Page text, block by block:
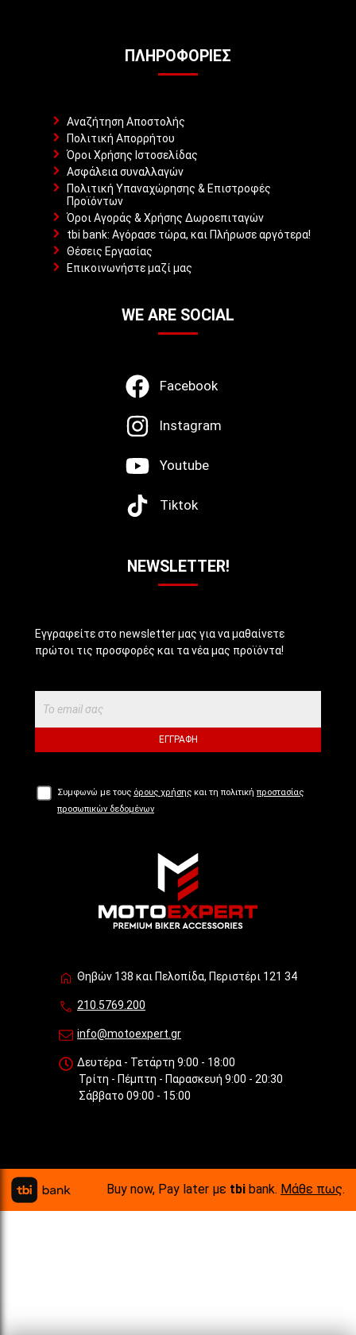
ΠΛΗΡΟΦΟΡΊΕΣ
Αναζήτηση Αποστολής
Πολιτική Απορρήτου
Όροι Χρήσης Ιστοσελίδας
Ασφάλεια συναλλαγών
Πολιτική Υπαναχώρησης & Επιστροφές
Προϊόντων
Όροι Αγοράς & Χρήσης Δωροεπιταγών
tbi bank: Αγόρασε τώρα, και Πλήρωσε αργότερα!
Θέσεις Εργασίας
Επικοινωνήστε μαζί μας
WE ARE SOCIAL
Facebook
Instagram
Youtube
Tiktok
NEWSLETTER!
Εγγραφείτε στο newsletter μας για να μαθαίνετε
πρώτοι τις προσφορές και τα νέα μας προϊόντα!
ΕΓΓΡΑΦΉ
Συμφωνώ με τους όρους χρήσης και τη πολιτική προστασίας
προσωπικών δεδομένων
Θηβών 138 και Πελοπίδα, Περιστέρι 121 34
210.5769.200
info@motoexpert.gr
Δευτέρα - Τετάρτη 9:00 - 18:00
Τρίτη - Πέμπτη - Παρασκευή 9:00 - 20:30
Σάββατο 09:00 - 15:00
Buy now, Pay later με tbi bank. Μάθε πως.